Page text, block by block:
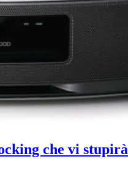
che vi stupirà